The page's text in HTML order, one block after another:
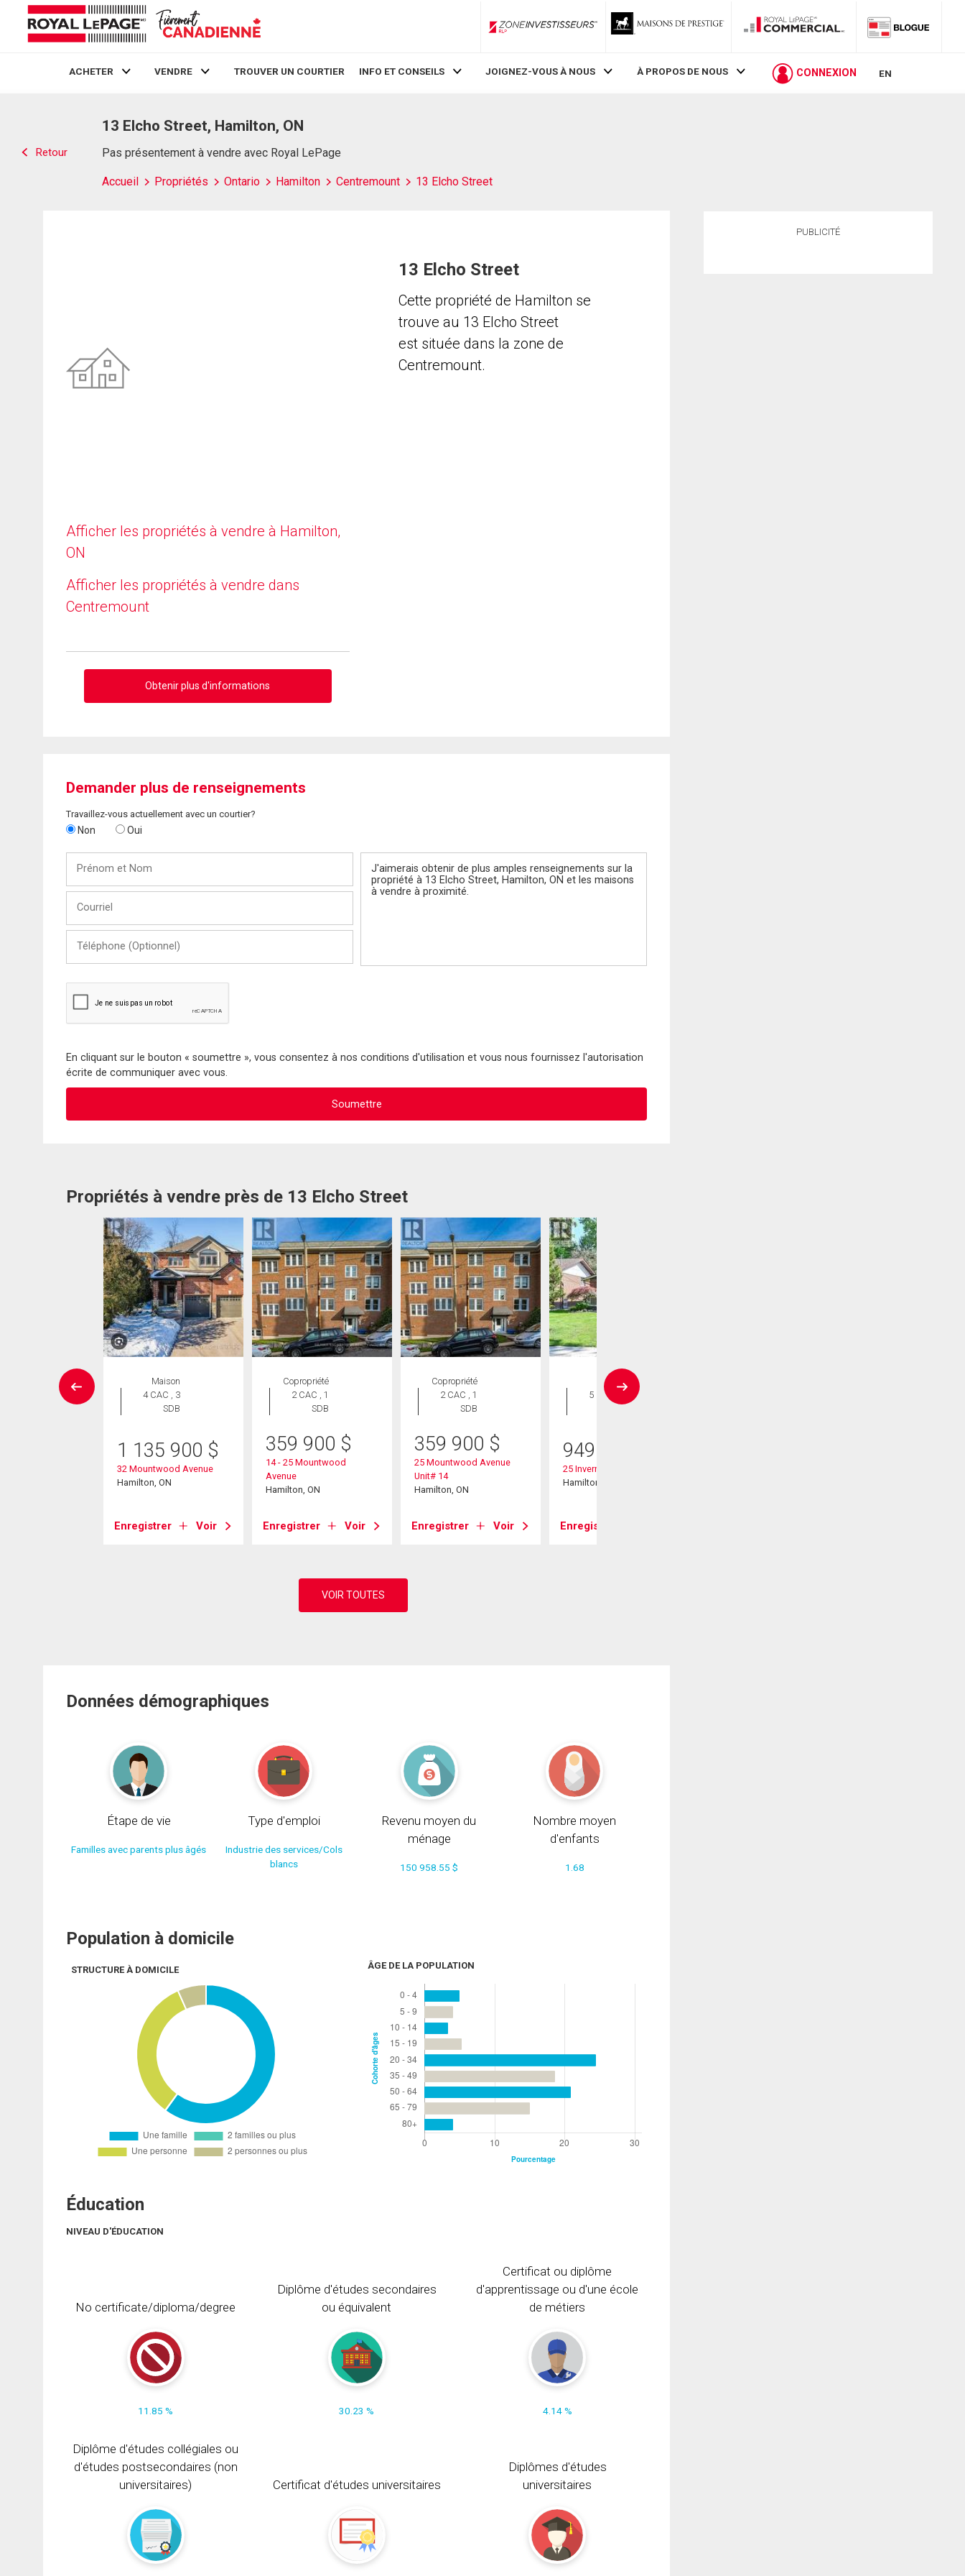
ZoneInvestisseurs RLP
ACHETER VENDRE TROUVER UN COURTIER INFO ET CONSEILS JOIGNEZ-VOUS À NOUS À PROPOS DE NOUS CONNEXION EN
Retour
13 Elcho Street, Hamilton, ON
Pas présentement à vendre avec Royal LePage
Accueil Propriétés Ontario Hamilton Centremount 13 Elcho Street
Afficher les propriétés à vendre à Hamilton,
ON
Afficher les propriétés à vendre dans
Centremount
Obtenir plus d'informations
13 Elcho Street
Cette propriété de Hamilton se
trouve au 13 Elcho Street
est située dans la zone de
Centremount.
Demander plus de renseignements
Travaillez-vous actuellement avec un courtier?
Non Oui
Nom
(Optionnel)
En cliquant sur le bouton « soumettre », vous consentez à nos conditions d'utilisation et vous nous fournissez l'autorisation
écrite de communiquer avec vous.
Propriétés à vendre près de 13 Elcho Street
DE PRESTIGE
Maison
4 CAC , 3
SDB
1 135 900 $
32 Mountwood Avenue
Hamilton, ON
Enregistrer Voir
Copropriété
2 CAC , 1
SDB
359 900 $
14 - 25 Mountwood
Avenue
Hamilton, ON
Enregistrer Voir
Copropriété
2 CAC , 1
SDB
359 900 $
25 Mountwood Avenue
Unit# 14
Hamilton, ON
Enregistrer Voir
Maison
5 CAC , 2
949 999
25 Inverness Avenue
Hamilton, ON
Enregistrer
Données démographiques
Étape de vie
Familles avec parents plus âgés
Type d'emploi
Industrie des services/Cols
blancs
Revenu moyen du
ménage
150 958.55 $
Nombre moyen
d'enfants
1.68
Population à domicile
STRUCTURE À DOMICILE ÂGE DE LA POPULATION
Éducation
NIVEAU D'ÉDUCATION
No certificate/diploma/degree
11.85 %
Diplôme d'études secondaires
ou équivalent
30.23 %
Certificat ou diplôme
d'apprentissage ou d'une école
de métiers
4.14 %
Diplôme d'études collégiales ou
d'études postsecondaires (non
universitaires)
Certificat d'études universitaires
Diplômes d'études
universitaires
PUBLICITÉ